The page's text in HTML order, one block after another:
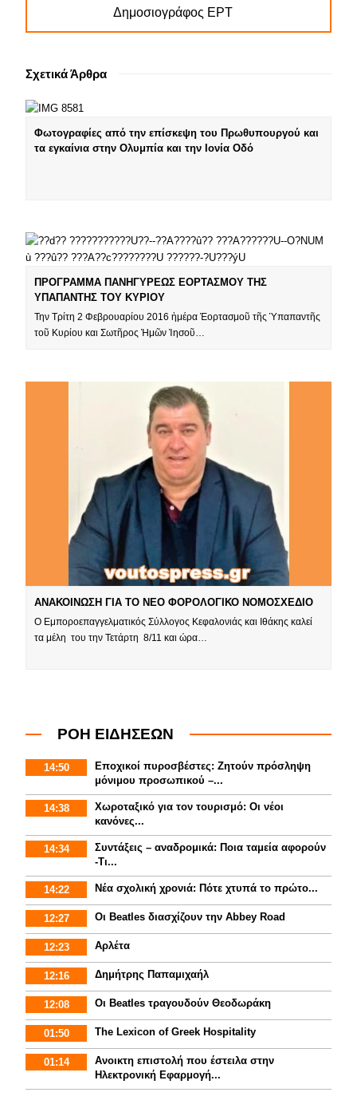
Δημοσιογράφος ΕΡΤ
Σχετικά Άρθρα
Φωτογραφίες από την επίσκεψη του Πρωθυπουργού και
τα εγκαίνια στην Ολυμπία και την Ιονία Οδό
ΠΡΟΓΡΑΜΜΑ ΠΑΝΗΓΥΡΕΩΣ ΕΟΡΤΑΣΜΟΥ ΤΗΣ
ΥΠΑΠΑΝΤΗΣ ΤΟΥ ΚΥΡΙΟΥ
Την Τρίτη 2 Φεβρουαρίου 2016 ἡμέρα Ἑορτασμοῦ τῆς Ὑπαπαντῆς
τοῦ Κυρίου και Σωτῆρος Ἡμῶν Ἰησοῦ…
ΑΝΑΚΟΙΝΩΣΗ ΓΙΑ ΤΟ ΝΕΟ ΦΟΡΟΛΟΓΙΚΟ ΝΟΜΟΣΧΕΔΙΟ
Ο Εμποροεπαγγελματικός Σύλλογος Κεφαλονιάς και Ιθάκης καλεί
τα μέλη του την Τετάρτη 8/11 και ώρα…
ΡΟΗ ΕΙΔΗΣΕΩΝ
14:50
Εποχικοί πυροσβέστες: Ζητούν πρόσληψη
μόνιμου προσωπικού –...
14:38
Χωροταξικό για τον τουρισμό: Οι νέοι
κανόνες...
14:34
Συντάξεις – αναδρομικά: Ποια ταμεία αφορούν
-Τι...
14:22 Νέα σχολική χρονιά: Πότε χτυπά το πρώτο...
12:27 Οι Beatles διασχίζουν την Abbey Road
12:23 Αρλέτα
12:16 Δημήτρης Παπαμιχαήλ
12:08 Οι Beatles τραγουδούν Θεοδωράκη
01:50 The Lexicon of Greek Hospitality
01:14
Aνοικτη επιστολή που έστειλα στην
Ηλεκτρονική Εφαρμογή...